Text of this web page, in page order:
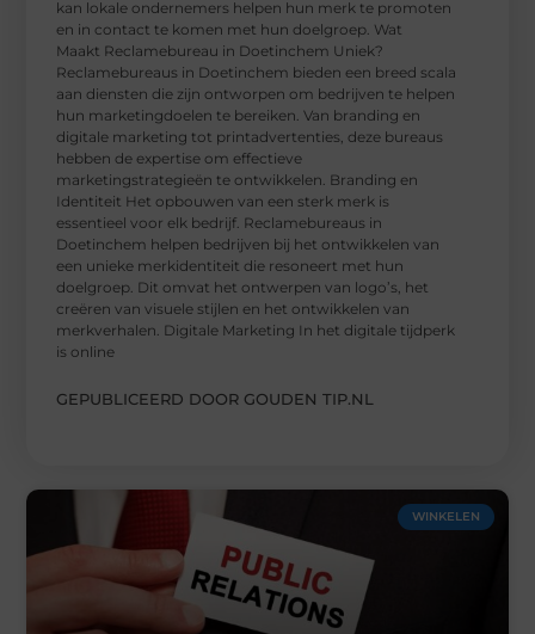
kan lokale ondernemers helpen hun merk te promoten
en in contact te komen met hun doelgroep. Wat
Maakt Reclamebureau in Doetinchem Uniek?
Reclamebureaus in Doetinchem bieden een breed scala
aan diensten die zijn ontworpen om bedrijven te helpen
hun marketingdoelen te bereiken. Van branding en
digitale marketing tot printadvertenties, deze bureaus
hebben de expertise om effectieve
marketingstrategieën te ontwikkelen. Branding en
Identiteit Het opbouwen van een sterk merk is
essentieel voor elk bedrijf. Reclamebureaus in
Doetinchem helpen bedrijven bij het ontwikkelen van
een unieke merkidentiteit die resoneert met hun
doelgroep. Dit omvat het ontwerpen van logo’s, het
creëren van visuele stijlen en het ontwikkelen van
merkverhalen. Digitale Marketing In het digitale tijdperk
is online
GEPUBLICEERD DOOR GOUDEN TIP.NL
WINKELEN